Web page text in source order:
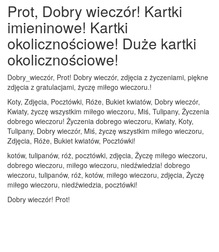
Prot, Dobry wieczór! Kartki
imieninowe! Kartki
okolicznościowe! Duże kartki
okolicznościowe!
Dobry_wieczór, Prot! Dobry wieczór, zdjęcia z życzeniami, piękne
zdjęcia z gratulacjami, życzę miłego wieczoru.!
Koty, Zdjęcia, Pocztówki, Róże, Bukiet kwiatów, Dobry wieczór,
Kwiaty, życzę wszystkim miłego wieczoru, Miś, Tulipany, Życzenia
dobrego wieczoru! Życzenia dobrego wieczoru, Kwiaty, Koty,
Tulipany, Dobry wieczór, Miś, życzę wszystkim miłego wieczoru,
Zdjęcia, Róże, Bukiet kwiatów, Pocztówki!
kotów, tulipanów, róż, pocztówki, zdjęcia, Życzę miłego wieczoru,
dobrego wieczoru, miłego wieczoru, niedźwiedzia! dobrego
wieczoru, tulipanów, róż, kotów, miłego wieczoru, zdjęcia, Życzę
miłego wieczoru, niedźwiedzia, pocztówki!
Dobry wieczór! Prot!